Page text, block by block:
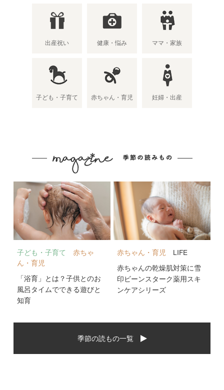
出産祝い 健康・悩み ママ・家族
子ども・子育て 赤ちゃん・育児 妊婦・出産
子ども・子育て
赤ちゃ
ん・育児
「浴育」とは？子供とのお
風呂タイムでできる遊びと
知育
赤ちゃん・育児
LIFE
赤ちゃんの乾燥肌対策に雪
印ビーンスターク薬用スキ
ンケアシリーズ
季節の読もの一覧